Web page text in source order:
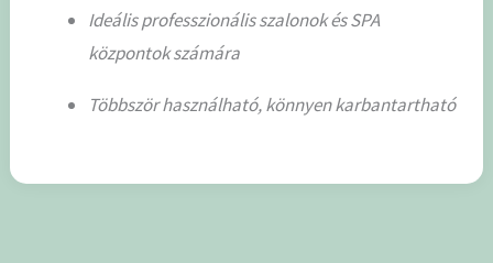
Ideális professzionális szalonok és SPA
központok számára
Többször használható, könnyen karbantartható